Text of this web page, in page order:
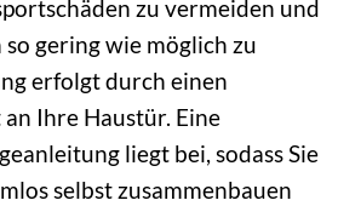
zu vermeiden und
gering wie möglich zu
erfolgt durch einen
Ihre Haustür. Eine
liegt bei, sodass Sie
selbst zusammenbauen